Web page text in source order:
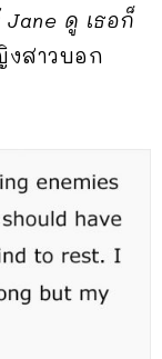
ดู เธอก็
สาวบอก